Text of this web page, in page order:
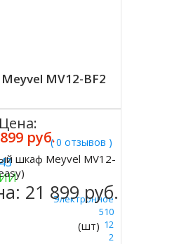
MV12-BF2
( 0 отзывов )
Электронное
534 Х 340 Х 510
12
2
Цена:
руб.
шкаф Meyvel MV12-
21 899 руб.
(шт)